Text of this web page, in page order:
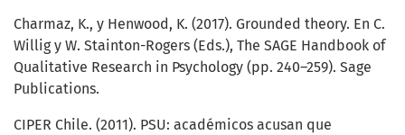
Charmaz, K., y Henwood, K. (2017). Grounded theory. En C.
Willig y W. Stainton-Rogers (Eds.), The SAGE Handbook of
Qualitative Research in Psychology (pp. 240–259). Sage
Publications.
CIPER Chile. (2011). PSU: académicos acusan que